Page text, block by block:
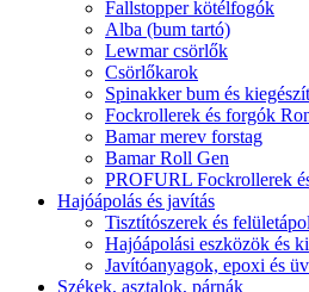
Fallstopper kötélfogók
Alba (bum tartó)
Lewmar csörlők
Csörlőkarok
Spinakker bum és
Fockrollerek és forgók
Bamar merev forstag
Bamar Roll Gen
PROFURL Fockrollerek
Hajóápolás és javítás
Tisztítószerek és
Hajóápolási eszközök és
Javítóanyagok, epoxi és
Székek, asztalok, párnák